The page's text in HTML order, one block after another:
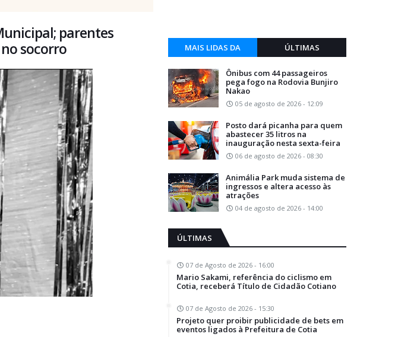
parentes
socorro
MAIS LIDAS DA
SEMANA
ÚLTIMAS
Ônibus com 44 passageiros
pega fogo na Rodovia Bunjiro
Nakao
05 de agosto de 2026 - 12:09
Posto dará picanha para quem
abastecer 35 litros na
inauguração nesta sexta-feira
06 de agosto de 2026 - 08:30
Animália Park muda sistema de
ingressos e altera acesso às
atrações
04 de agosto de 2026 - 14:00
ÚLTIMAS
07 de Agosto de 2026 - 16:00
Mario Sakami, referência do ciclismo em
Cotia, receberá Título de Cidadão Cotiano
07 de Agosto de 2026 - 15:30
Projeto quer proibir publicidade de bets em
eventos ligados à Prefeitura de Cotia